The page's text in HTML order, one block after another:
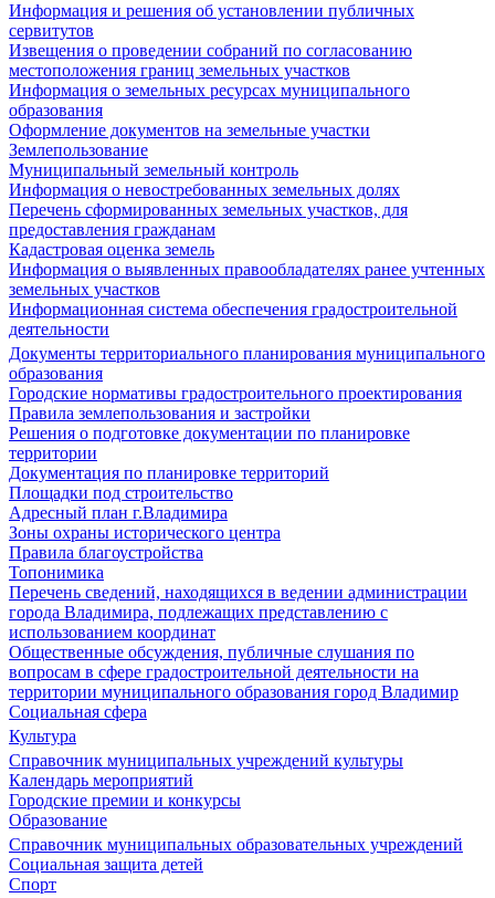
Информация и решения об установлении публичных
сервитутов
Извещения о проведении собраний по согласованию
местоположения границ земельных участков
Информация о земельных ресурсах муниципального
образования
Оформление документов на земельные участки
Землепользование
Муниципальный земельный контроль
Информация о невостребованных земельных долях
Перечень сформированных земельных участков, для
предоставления гражданам
Кадастровая оценка земель
Информация о выявленных правообладателях ранее учтенных
земельных участков
Информационная система обеспечения градостроительной
деятельности
Документы территориального планирования муниципального
образования
Городские нормативы градостроительного проектирования
Правила землепользования и застройки
Решения о подготовке документации по планировке
территории
Документация по планировке территорий
Площадки под строительство
Адресный план г.Владимира
Зоны охраны исторического центра
Правила благоустройства
Топонимика
Перечень сведений, находящихся в ведении администрации
города Владимира, подлежащих представлению с
использованием координат
Общественные обсуждения, публичные слушания по
вопросам в сфере градостроительной деятельности на
территории муниципального образования город Владимир
Социальная сфера
Культура
Справочник муниципальных учреждений культуры
Календарь мероприятий
Городские премии и конкурсы
Образование
Справочник муниципальных образовательных учреждений
Социальная защита детей
Спорт